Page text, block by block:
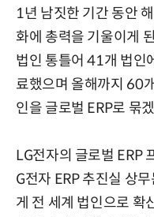
1년 남짓한 기간 동안
화에 총력을 기울이게
법인 통틀어 41개 법인
료했으며 올해까지 60
인을 글로벌 ERP로 묶
LG전자의 글로벌 ERP
G전자 ERP 추진실 상
게 전 세계 법인으로 확